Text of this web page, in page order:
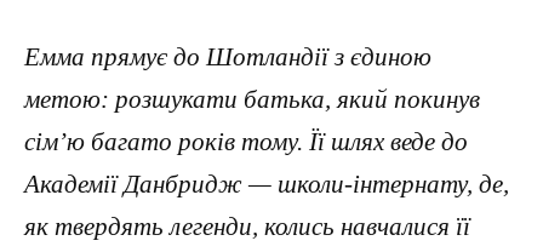
Емма прямує до Шотландії з єдиною
метою: розшукати батька, який покинув
сім’ю багато років тому. Її шлях веде до
Академії Данбридж — школи-інтернату, де,
як твердять легенди, колись навчалися її